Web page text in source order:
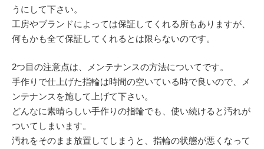
うにして下さい。
工房やブランドによっては保証してくれる所もありますが、
何もかも全て保証してくれるとは限らないのです。
2つ目の注意点は、メンテナンスの方法についてです。
手作りで仕上げた指輪は時間の空いている時で良いので、メ
ンテナンスを施して上げて下さい。
どんなに素晴らしい手作りの指輪でも、使い続けると汚れが
ついてしまいます。
汚れをそのまま放置してしまうと、指輪の状態が悪くなって